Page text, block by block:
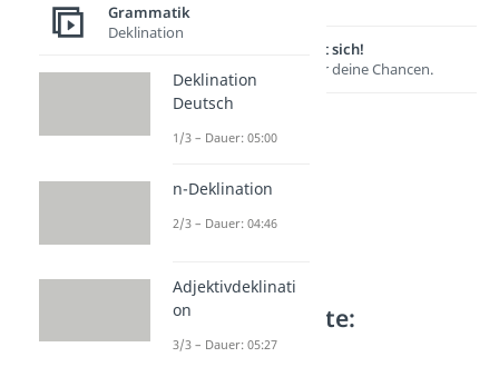
Lernen lohnt sich!
Entdecke hier deine Chancen.
Weitere Inhalte:
Grammatik
Grammatik
Deklination
Deklination
Deutsch
1/3 – Dauer: 05:00
n-Deklination
2/3 – Dauer: 04:46
Adjektivdeklinati
on
3/3 – Dauer: 05:27